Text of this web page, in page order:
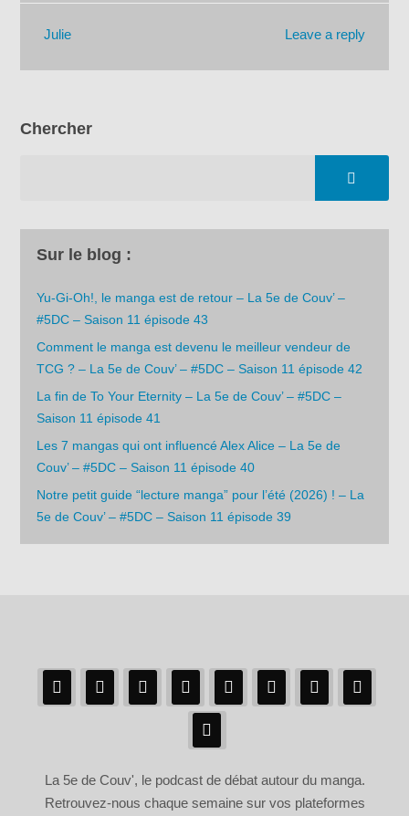
Leave a reply
Julie
Chercher
Sur le blog :
Yu-Gi-Oh!, le manga est de retour – La 5e de Couv’ –
#5DC – Saison 11 épisode 43
Comment le manga est devenu le meilleur vendeur de
TCG ? – La 5e de Couv’ – #5DC – Saison 11 épisode 42
La fin de To Your Eternity – La 5e de Couv’ – #5DC –
Saison 11 épisode 41
Les 7 mangas qui ont influencé Alex Alice – La 5e de
Couv’ – #5DC – Saison 11 épisode 40
Notre petit guide “lecture manga” pour l’été (2026) ! – La
5e de Couv’ – #5DC – Saison 11 épisode 39
La 5e de Couv', le podcast de débat autour du manga.
Retrouvez-nous chaque semaine sur vos plateformes